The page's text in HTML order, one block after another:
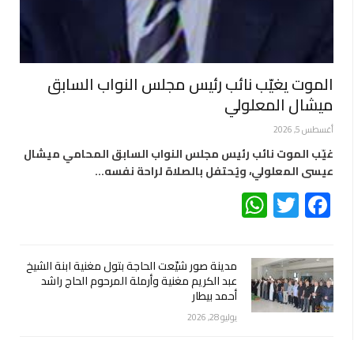
الموت يغيّب نائب رئيس مجلس النواب السابق
ميشال المعلولي
أغسطس 5, 2026
غيّب الموت نائب رئيس مجلس النواب السابق المحامي ميشال
عيسى المعلولي، ويُحتفل بالصلاة لراحة نفسه…
Facebook
Twitter
مدينة صور شيّعت الحاجة بتول مغنية ابنة الشيخ
عبد الكريم مغنية وأرملة المرحوم الحاج راشد
أحمد بيطار
يوليو 28, 2026